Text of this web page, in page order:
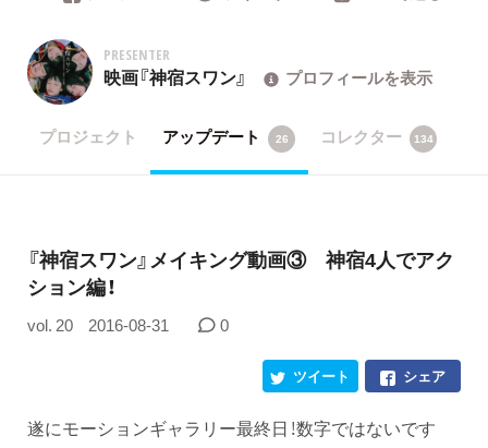
PRESENTER
映画『神宿スワン』 プロフィールを表示
プロジェクト アップデート 26 コレクター 134
『神宿スワン』メイキング動画③ 神宿4人でアク
ション編！
vol. 20 2016-08-31 0
シェア
ツイート
遂にモーションギャラリー最終日！数字ではないです